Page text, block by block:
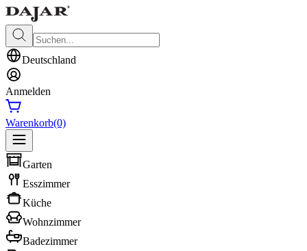
Deutschland
Anmelden
Warenkorb(0)
Garten
Esszimmer
Küche
Wohnzimmer
Badezimmer